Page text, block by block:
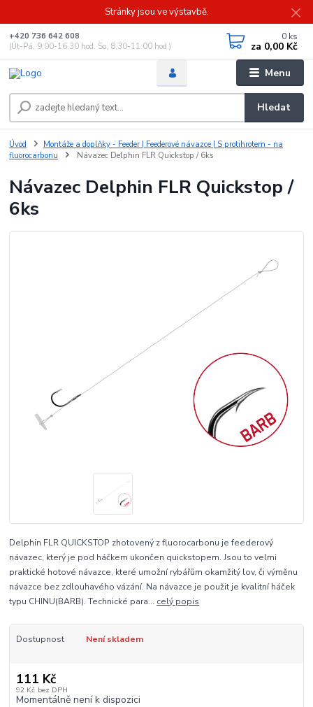
Stránky jsou ve výstavbě.
Menu
Hledat
+420 736 642 608
(Út-Pá, 9:00-16.30 hod. So, 8.30-11:00 hod.)
0 ks
za 0,00 Kč
Úvod
Montáže a doplňky - Feeder | Feederové návazce | S protihrotem - na
fluorocarbonu
Návazec Delphin FLR Quickstop / 6ks
Návazec Delphin FLR Quickstop /
6ks
Delphin FLR QUICKSTOP zhotovený z fluorocarbonu je feederový
návazec, který je pod háčkem ukončen quickstopem. Jsou to velmi
praktické hotové návazce, které umožní rybářům okamžitý lov, či výměnu
návazce bez zdlouhavého vázání. Na návazce je použit je kvalitní háček
typu CHINU(BARB). Technické para... celý popis
Dostupnost Není skladem
111 Kč
92 Kč bez DPH
Momentálně není k dispozici